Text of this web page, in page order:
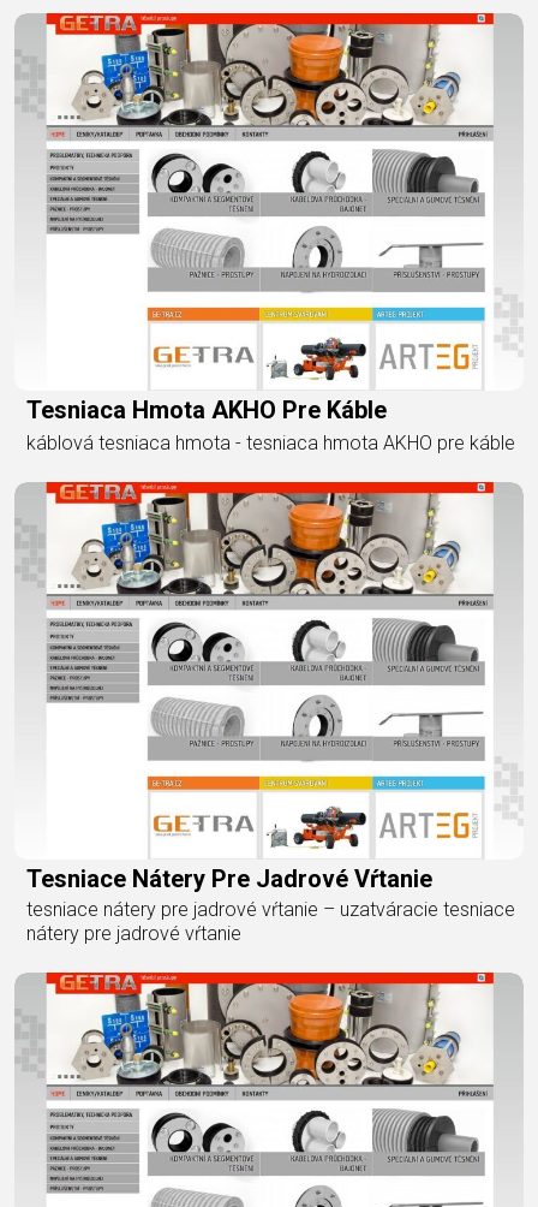
Tesniaca Hmota AKHO Pre Káble
káblová tesniaca hmota - tesniaca hmota AKHO pre káble
Tesniace Nátery Pre Jadrové Vŕtanie
tesniace nátery pre jadrové vŕtanie – uzatváracie tesniace
nátery pre jadrové vŕtanie